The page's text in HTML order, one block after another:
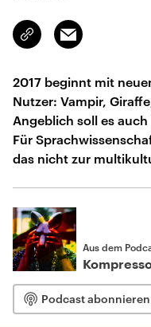
Link
kopieren/teilen
Email
2017 beginnt mit
Nutzer: Vampir,
Angeblich soll es
Für
das nicht zur
Aus dem
Podcast abonnieren